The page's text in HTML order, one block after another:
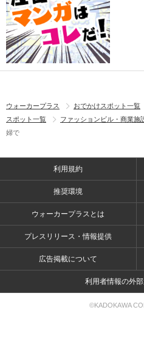
ウォーカープラス おでかけスポット一覧
スポット一覧
ファッションビル・商業施
婦で
利用規約
推奨環境
ウォーカープラスとは
プレスリリース・情報提供
広告掲載について
利用者情報の外
©KADOKAWA